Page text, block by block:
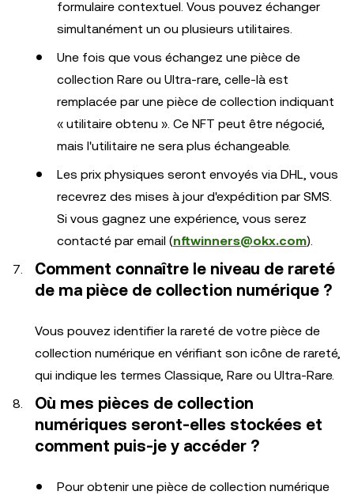
formulaire contextuel. Vous pouvez échanger
simultanément un ou plusieurs utilitaires.
Une fois que vous échangez une pièce de
collection Rare ou Ultra-rare, celle-là est
remplacée par une pièce de collection indiquant
« utilitaire obtenu ». Ce NFT peut être négocié,
mais l'utilitaire ne sera plus échangeable.
Les prix physiques seront envoyés via DHL, vous
recevrez des mises à jour d'expédition par SMS.
Si vous gagnez une expérience, vous serez
contacté par email (nftwinners@okx.com).
Comment connaître le niveau de rareté
de ma pièce de collection numérique ?
Vous pouvez identifier la rareté de votre pièce de
collection numérique en vérifiant son icône de rareté,
qui indique les termes Classique, Rare ou Ultra-Rare.
Où mes pièces de collection
numériques seront-elles stockées et
comment puis-je y accéder ?
Pour obtenir une pièce de collection numérique